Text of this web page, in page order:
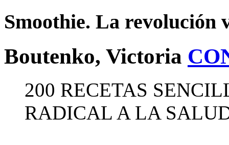
Smoothie. La revolución
Boutenko, Victoria
200 RECETAS
RADICAL A LA